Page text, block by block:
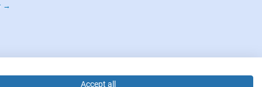
→
Accept all